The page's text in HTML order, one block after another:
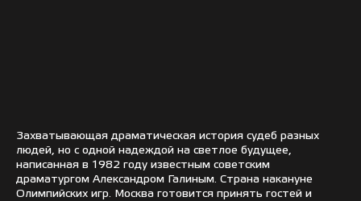
Захватывающая драматическая история судеб разных
людей, но с одной надеждой на светлое будущее,
написанная в 1982 году известным советским
драматургом Александром Галиным. Страна накануне
Олимпийских игр. Москва готовится принять гостей и